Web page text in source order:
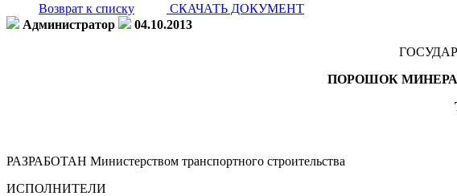
Возврат к списку
СКАЧАТЬ ДОКУМЕНТ
Администратор
04.10.2013
ПОРОШОК
РАЗРАБОТАН Министерством транспортного строительства
ИСПОЛНИТЕЛИ